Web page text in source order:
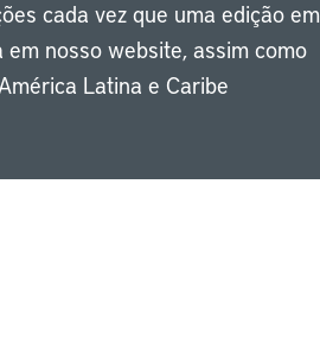
cada vez que uma edição em
nosso website, assim como
Latina e Caribe